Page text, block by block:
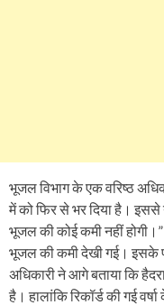
भूजल विभाग के एक वरिष्ठ
में को फिर से भर दिया है।
भूजल की कोई कमी नहीं
भूजल की कमी देखी गई। इसके
अधिकारी ने आगे बताया कि
है। हालांकि रिकॉर्ड की गई